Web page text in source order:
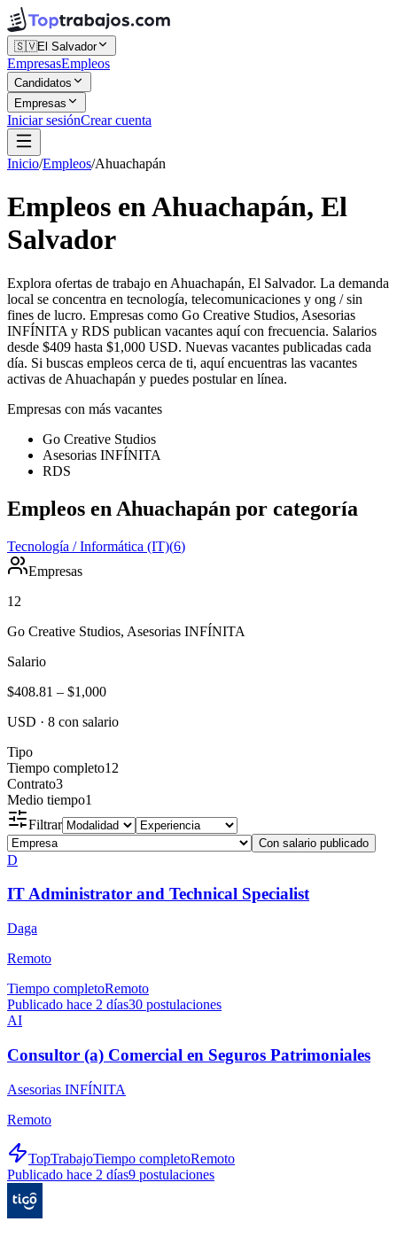
🇸🇻El Salvador
EmpresasEmpleos
Candidatos
Empresas
Iniciar sesiónCrear cuenta
Inicio/Empleos/Ahuachapán
Empleos en Ahuachapán, El
Salvador
Explora ofertas de trabajo en Ahuachapán, El Salvador. La demanda
local se concentra en tecnología, telecomunicaciones y ong / sin
fines de lucro. Empresas como Go Creative Studios, Asesorias
INFÍNITA y RDS publican vacantes aquí con frecuencia. Salarios
desde $409 hasta $1,000 USD. Nuevas vacantes publicadas cada
día. Si buscas empleos cerca de ti, aquí encuentras las vacantes
activas de Ahuachapán y puedes postular en línea.
Empresas con más vacantes
Go Creative Studios
Asesorias INFÍNITA
RDS
Empleos en Ahuachapán por categoría
Tecnología / Informática (IT)(6)
Empresas
12
Go Creative Studios, Asesorias INFÍNITA
Salario
$408.81 – $1,000
USD · 8 con salario
Tipo
Tiempo completo12
Contrato3
Medio tiempo1
Filtrar
Con salario publicado
D
IT Administrator and Technical Specialist
Daga
Remoto
Tiempo completoRemoto
Publicado hace 2 días30 postulaciones
AI
Consultor (a) Comercial en Seguros Patrimoniales
Asesorias INFÍNITA
Remoto
TopTrabajoTiempo completoRemoto
Publicado hace 2 días9 postulaciones